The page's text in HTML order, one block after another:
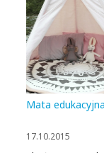
Mata
17.10.2015